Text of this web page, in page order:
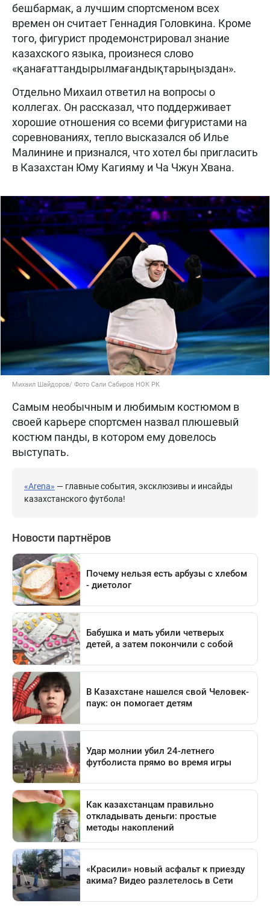
бешбармак, а лучшим спортсменом всех
времен он считает Геннадия Головкина. Кроме
того, фигурист продемонстрировал знание
казахского языка, произнеся слово
«қанағаттандырылмағандықтарыңыздан».
Отдельно Михаил ответил на вопросы о
коллегах. Он рассказал, что поддерживает
хорошие отношения со всеми фигуристами на
соревнованиях, тепло высказался об Илье
Малинине и признался, что хотел бы пригласить
в Казахстан Юму Кагияму и Ча Чжун Хвана.
Михаил Шайдоров/ Фото Сали Сабиров НОК РК
Самым необычным и любимым костюмом в
своей карьере спортсмен назвал плюшевый
костюм панды, в котором ему довелось
выступать.
«Arena» — главные события, эксклюзивы и инсайды
казахстанского футбола!